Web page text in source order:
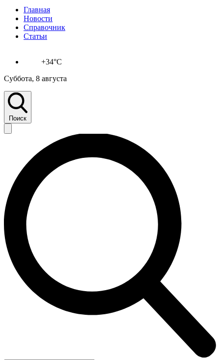
Главная
Новости
Справочник
Статьи
+34°C
Суббота, 8 августа
Поиск